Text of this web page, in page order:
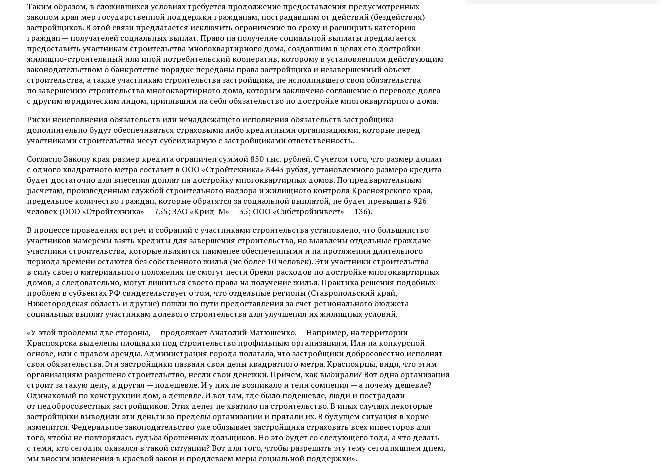
Таким образом, в сложившихся условиях требуется продолжение предоставления предусмотренных
законом края мер государственной поддержки гражданам, пострадавшим от действий (бездействия)
застройщиков. В этой связи предлагается исключить ограничение по сроку и расширить категорию
граждан — получателей социальных выплат. Право на получение социальной выплаты предлагается
предоставить участникам строительства многоквартирного дома, создавшим в целях его достройки
жилищно-строительный или иной потребительский кооператив, которому в установленном действующим
законодательством о банкротстве порядке переданы права застройщика и незавершенный объект
строительства, а также участникам строительства застройщика, не исполнившего свои обязательства
по завершению строительства многоквартирного дома, которым заключено соглашение о переводе долга
с другим юридическим лицом, принявшим на себя обязательство по достройке многоквартирного дома.
Риски неисполнения обязательств или ненадлежащего исполнения обязательств застройщика
дополнительно будут обеспечиваться страховыми либо кредитными организациями, которые перед
участниками строительства несут субсидиарную с застройщиками ответственность.
Согласно Закону края размер кредита ограничен суммой 850 тыс. рублей. С учетом того, что размер доплат
с одного квадратного метра составит в ООО «Стройтехника» 8443 рубля, установленного размера кредита
будет достаточно для внесения доплат на достройку многоквартирных домов. По предварительным
расчетам, произведенным службой строительного надзора и жилищного контроля Красноярского края,
предельное количество граждан, которые обратятся за социальной выплатой, не будет превышать 926
человек (ООО «Стройтехника» — 755; ЗАО «Крид-М» — 35; ООО «Сибстройинвест» — 136).
В процессе проведения встреч и собраний с участниками строительства установлено, что большинство
участников намерены взять кредиты для завершения строительства, но выявлены отдельные граждане —
участники строительства, которые являются наименее обеспеченными и на протяжении длительного
периода времени остаются без собственного жилья (не более 10 человек). Эти участники строительства
в силу своего материального положения не смогут нести бремя расходов по достройке многоквартирных
домов, а следовательно, могут лишиться своего права на получение жилья. Практика решения подобных
проблем в субъектах РФ свидетельствует о том, что отдельные регионы (Ставропольский край,
Нижегородская область и другие) пошли по пути предоставления за счет регионального бюджета
социальных выплат участникам долевого строительства для улучшения их жилищных условий.
«У этой проблемы две стороны, — продолжает Анатолий Матюшенко. — Например, на территории
Красноярска выделены площадки под строительство профильным организациям. Или на конкурсной
основе, или с правом аренды. Администрация города полагала, что застройщики добросовестно исполнят
свои обязательства. Эти застройщики назвали свои цены квадратного метра. Красноярцы, видя, что этим
организациям разрешено строительство, несли свои денежки. Причем, как выбирали? Вот одна организация
строит за такую цену, а другая — подешевле. И у них не возникало и тени сомнения — а почему дешевле?
Одинаковый по конструкции дом, а дешевле. И вот там, где было подешевле, люди и пострадали
от недобросовестных застройщиков. Этих денег не хватило на строительство. В иных случаях некоторые
застройщики выводили эти деньги за пределы организации и прятали их. В будущем ситуация в корне
изменится. Федеральное законодательство уже обязывает застройщика страховать всех инвесторов для
того, чтобы не повторялась судьба брошенных дольщиков. Но это будет со следующего года, а что делать
с теми, кто сегодня оказался в такой ситуации? Вот для того, чтобы разрешить эту тему сегодняшнем днем,
мы вносим изменения в краевой закон и продлеваем меры социальной поддержки».